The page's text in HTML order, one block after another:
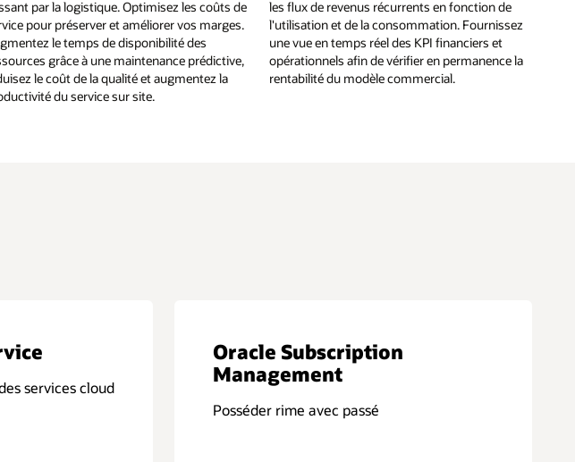
par la logistique. Optimisez les coûts de
pour préserver et améliorer vos marges.
le temps de disponibilité des
grâce à une maintenance prédictive,
le coût de la qualité et augmentez la
du service sur site.
les flux de revenus récurrents en fonction de
l'utilisation et de la consommation. Fournissez
une vue en temps réel des KPI financiers et
opérationnels afin de vérifier en permanence la
rentabilité du modèle commercial.
services cloud
Oracle Subscription
Management
Posséder rime avec passé